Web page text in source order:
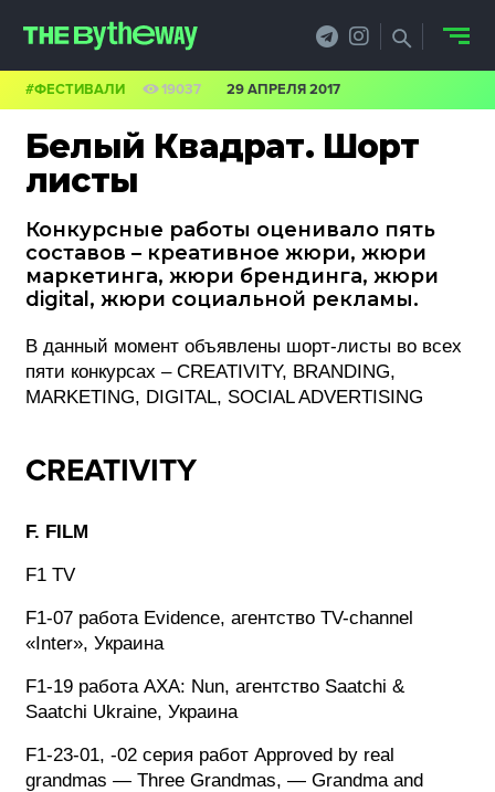
Белый Квадрат. Шорт
листы
Конкурсные работы оценивало пять
составов – креативное жюри, жюри
маркетинга, жюри брендинга, жюри
digital, жюри социальной рекламы.
#ФЕСТИВАЛИ 19037 29 АПРЕЛЯ 2017
В данный момент объявлены шорт-листы во всех
пяти конкурсах – CREATIVITY, BRANDING,
MARKETING, DIGITAL, SOCIAL ADVERTISING
CREATIVITY
F. FILM
F1 TV
F1-07 работа Evidence, агентство TV-channel
«Inter», Украина
F1-19 работа AXA: Nun, агентство Saatchi &
Saatchi Ukraine, Украина
F1-23-01, -02 серия работ Approved by real
grandmas — Three Grandmas, — Grandma and
PRO.ОБЗОР
КЕЙСЫ
ФИЛОСОФИЯ
КРЕАТИВА
БИЗНЕС И
ТЕХНОЛОГИИ
ФЕСТИВАЛИ
ИСТОРИИ БРЕНДОВ
О ПРОЕКТЕ
РЕКЛАМА
КОНТАКТЫ